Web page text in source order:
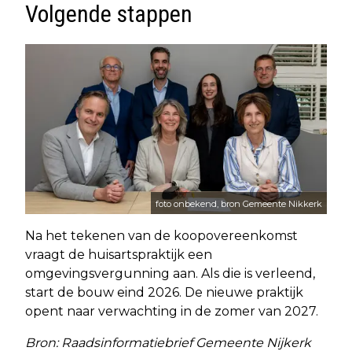
Volgende stappen
foto onbekend, bron Gemeente Nikkerk
Na het tekenen van de koopovereenkomst
vraagt de huisartspraktijk een
omgevingsvergunning aan. Als die is verleend,
start de bouw eind 2026. De nieuwe praktijk
opent naar verwachting in de zomer van 2027.
Bron: Raadsinformatiebrief Gemeente Nijkerk